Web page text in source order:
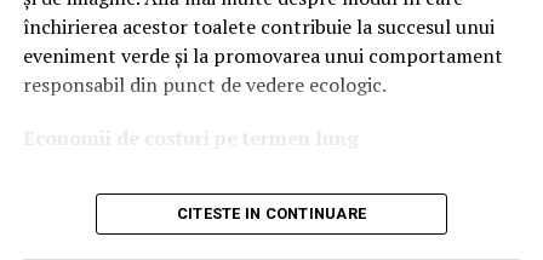
Acest produs este destinat în special motoarelor
moderne pe benzină și diesel, inclusiv celor echipate cu:
catalizatoare moderne;
sisteme Start-Stop.
închirierea acestor toalete contribuie la succesul unui
eveniment verde și la promovarea unui comportament
responsabil din punct de vedere ecologic.
Economii de costuri pe termen lung
Unul dintre cele mai mari avantaje ale activității
închiriere toalete ecologiceeste economia de costuri.
CITESTE IN CONTINUARE